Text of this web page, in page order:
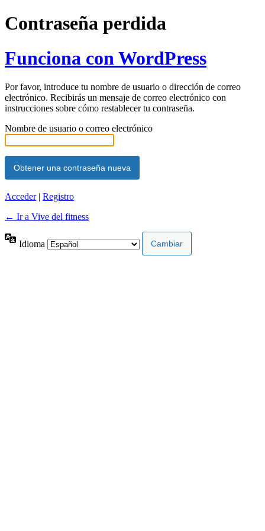
Contraseña perdida
Funciona con WordPress
Por favor, introduce tu nombre de usuario o dirección de correo
electrónico. Recibirás un mensaje de correo electrónico con
instrucciones sobre cómo restablecer tu contraseña.
Nombre de usuario o correo electrónico
Acceder| Registro
← Ir a Vive del fitness
Idioma